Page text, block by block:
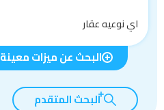
اي نوعيه عقار
البحث عن ميزات معينة
البحث المتقدم